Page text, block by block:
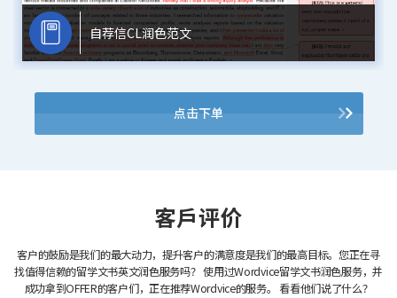
自荐信CL润色范文
点击下单
客戶评价
客户的鼓励是我们的最大动力，提升客户的满意度是我们的最高目标。您正在寻
找值得信赖的留学文书英文润色服务吗？ 使用过Wordvice留学文书润色服务，并
成功拿到OFFER的客户们，正在推荐Wordvice的服务。 看看他们说了什么？